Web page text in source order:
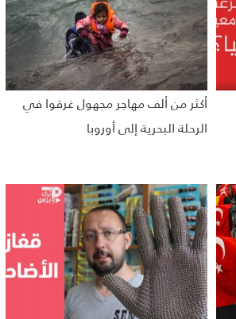
أكثر من ألف مهاجر مجهول غرقوا في
الرحلة البحرية إلى أوروبا